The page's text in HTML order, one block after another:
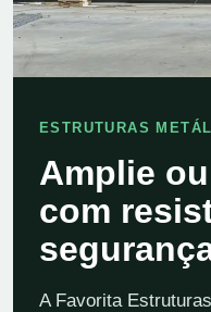
ESTRUTURAS
Amplie
com
A Favorita